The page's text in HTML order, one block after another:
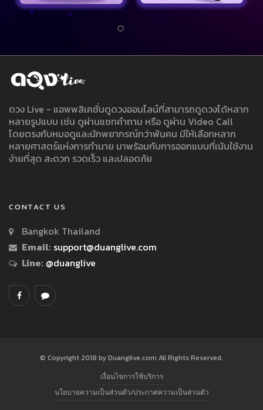
ดวง Live - แอพพลิเคชั่นดูดวงออนไลน์ที่สามารถดูดวงได้หลาก
หลายรูปแบบ เช่น ดูผ่านแชทคำถาม หรือ ดูผ่าน Video Call
โดยตรงกับหมอดูและนักพยากรณ์กว่าพันคน มีให้เลือกหลาก
หลายศาสตร์แห่งการทำนาย มาพร้อมกับการออกแบบที่เน้นใช้งาน
ง่ายที่สุด สะดวก รวดเร็ว และปลอดภัย
CONTACT US
Bangkok Thailand
Email: support@duanglive.com
Line: @duanglive
© Copyright 2018 by Duanglive.com All Rights Reserved.
เงื่อนไขการใช้บริการ
นโยบายความเป็นส่วนตัว/ประกาศความเป็นส่วนตัว